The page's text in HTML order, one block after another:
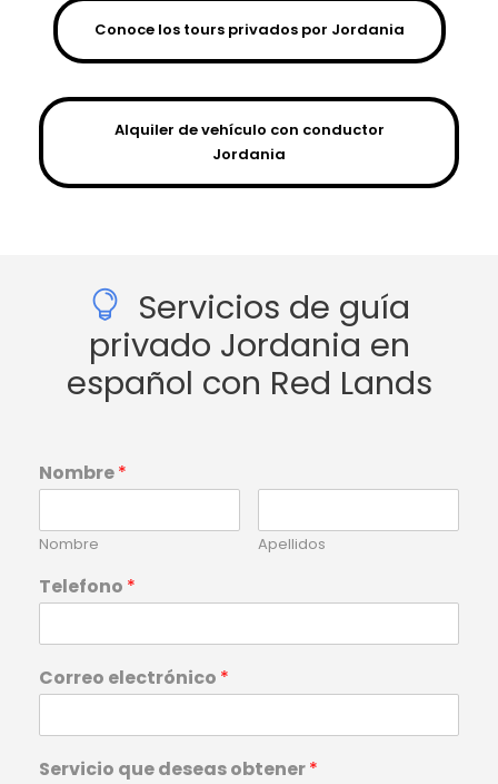
Conoce los tours privados por Jordania
Alquiler de vehículo con conductor
Jordania
Servicios de guía
privado Jordania en
español con Red Lands
Nombre*
Nombre Apellidos
Telefono *
Correo electrónico *
Servicio que deseas obtener*